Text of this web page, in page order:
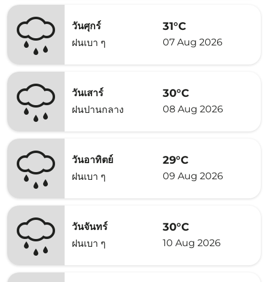
วันศุกร์
ฝนเบา ๆ
31°C
07 Aug 2026
วันเสาร์
ฝนปานกลาง
30°C
08 Aug 2026
วันอาทิตย์
ฝนเบา ๆ
29°C
09 Aug 2026
วันจันทร์
ฝนเบา ๆ
30°C
10 Aug 2026